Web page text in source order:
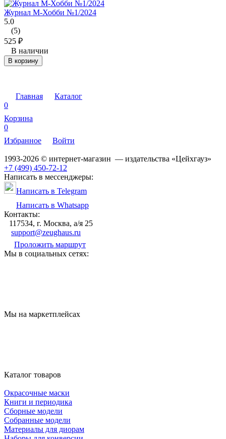
Журнал М-Хобби №1/2024
5.0
(5)
525 ₽
В наличии
В корзину
Главная
Каталог
0
Корзина
0
Избранное
Войти
1993-2026 © интернет-магазин — издательства «Цейхгауз»
+7 (499) 450-72-12
Написать в мессенджеры:
Написать в Telegram
Написать в Whatsapp
Контакты:
117534, г. Москва, а/я 25
support@zeughaus.ru
Проложить маршрут
Мы в социальных сетях:
Мы на маркетплейсах
Каталог товаров
Окрасочные маски
Книги и периодика
Сборные модели
Собранные модели
Материалы для диорам